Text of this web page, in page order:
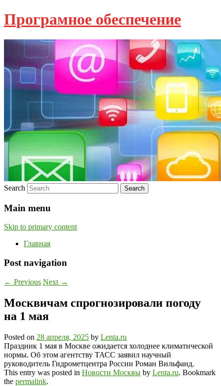
Програмное обеспечение
Search
Main menu
Skip to primary content
Главная
Post navigation
← Previous Next →
Москвичам спрогнозировали погоду
на 1 мая
Posted on 28 апреля, 2025 by Lenta.ru
Праздник 1 мая в Москве ожидается холоднее климатической
нормы. Об этом агентству ТАСС заявил научный
руководитель Гидрометцентра России Роман Вильфанд.
This entry was posted in Новости Москвы by Lenta.ru. Bookmark
the permalink.